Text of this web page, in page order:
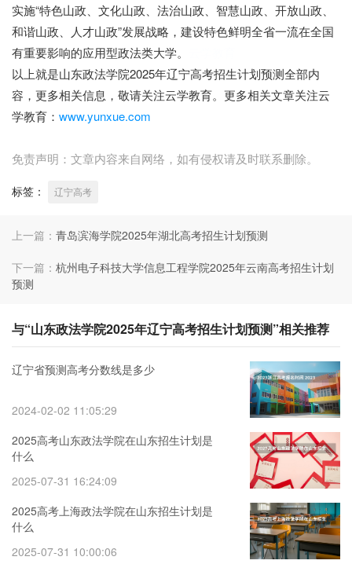
实施“特色山政、文化山政、法治山政、智慧山政、开放山政、
和谐山政、人才山政”发展战略，建设特色鲜明全省一流在全国
有重要影响的应用型政法类大学。
以上就是山东政法学院2025年辽宁高考招生计划预测全部内
容，更多相关信息，敬请关注云学教育。更多相关文章关注云
学教育： www.yunxue.com
免责声明：文章内容来自网络，如有侵权请及时联系删除。
标签： 辽宁高考
上一篇： 青岛滨海学院2025年湖北高考招生计划预测
下一篇： 杭州电子科技大学信息工程学院2025年云南高考招生计划
预测
与“山东政法学院2025年辽宁高考招生计划预测”相关推荐
辽宁省预测高考分数线是多少
2024-02-02 11:05:29
2025高考山东政法学院在山东招生计划是
什么
2025-07-31 16:24:09
2025高考上海政法学院在山东招生计划是
什么
2025-07-31 10:00:06